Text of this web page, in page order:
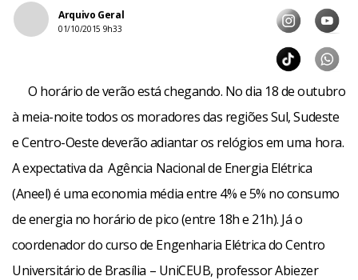
Arquivo Geral
01/10/2015 9h33
O horário de verão está chegando. No dia 18 de outubro
à meia-noite todos os moradores das regiões Sul, Sudeste
e Centro-Oeste deverão adiantar os relógios em uma hora.
A expectativa da Agência Nacional de Energia Elétrica
(Aneel) é uma economia média entre 4% e 5% no consumo
de energia no horário de pico (entre 18h e 21h). Já o
coordenador do curso de Engenharia Elétrica do Centro
Universitário de Brasília – UniCEUB, professor Abiezer